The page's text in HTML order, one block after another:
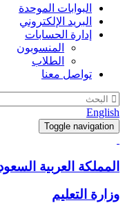
البوابات الموحدة
البريد الإلكتروني
إدارة الحسابات
المنسوبون
الطلاب
تواصل معنا
English
Toggle navigation
المملكة العربية
وزارة التعليم